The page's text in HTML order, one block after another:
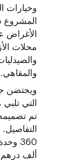
وخيارات
المشروع
محلات
والمقاهي.
ويحتضن
التي
تم
ألف